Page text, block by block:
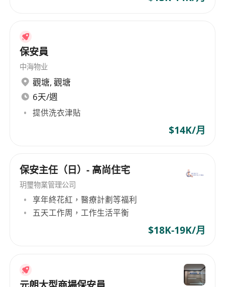
保安員
中海物业
觀塘, 觀塘
6天/週
提供洗衣津貼
$14K/月
保安主任（日）- 高尚住宅
玥璽物業管理公司
享年終花紅，醫療計劃等福利
五天工作周，工作生活平衡
$18K-19K/月